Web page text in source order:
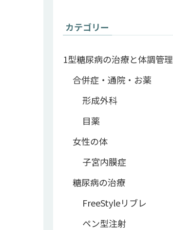
カテゴリー
1型糖尿病の治療と体調管理
合併症・通院・お薬
形成外科
目薬
女性の体
子宮内膜症
糖尿病の治療
FreeStyleリブレ
ペン型注射